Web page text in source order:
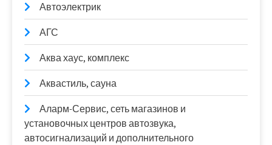
Автоэлектрик
АГС
Аква хаус, комплекс
Аквастиль, сауна
Аларм-Сервис, сеть магазинов и
установочных центров автозвука,
автосигнализаций и дополнительного